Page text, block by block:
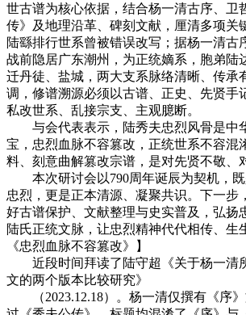
世古谱为核心依据，结合杨一清古序、卫
传》及地理沿革、碑刻文献，厘清多项关
陆繇排行世系曾被错误改写；据杨一清古
战前隐居广东潮州，为正统嫡系，胞弟陆
迁丹徒、盐城，两大支系脉络清晰、传承
调，修谱溯源必须以古谱、正史、先贤手
私改世系、乱接宗支、主观臆断。
与会代表表示，陆秀夫忠烈风骨是中
宝，忠烈血脉不容篡改，正统世系不容混
料、刻意曲解篡改宗谱，是对先贤不敬、
本次研讨会以790周年诞辰为契机，
忠烈，更是正本清源、凝聚共识。下一步
好古谱保护、文献整理与史实普及，弘扬
陆氏正统文脉，让忠烈精神代代相传、生
《忠烈血脉不容篡改》】
近段时间拜读了陆守超《关于杨一清
文的两个版本比较研究》
（2023.12.18）。杨一清仅撰有《序